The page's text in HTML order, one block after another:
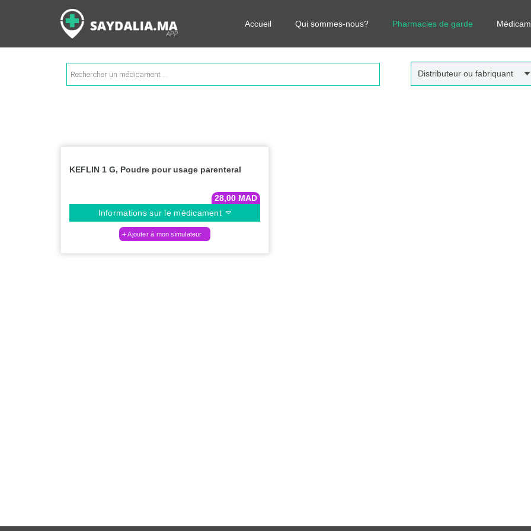
Accueil Qui sommes-nous? Pharmacies de garde
Rechercher les informations sur vos médicaments, leurs prix et estimer ainsi le coût total de votre
Recherche
de
produits
Distributeur ou fabriquant
KEFLIN 1 G, Poudre pour usage parenteral
28,00 MAD
Informations sur le médicament
Ajouter à mon simulateur